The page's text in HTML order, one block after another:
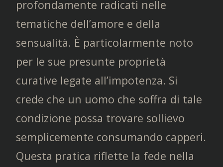
profondamente radicati nelle
tematiche dell’amore e della
sensualità. È particolarmente noto
per le sue presunte proprietà
curative legate all’impotenza. Si
crede che un uomo che soffra di tale
condizione possa trovare sollievo
semplicemente consumando capperi.
Questa pratica riflette la fede nella